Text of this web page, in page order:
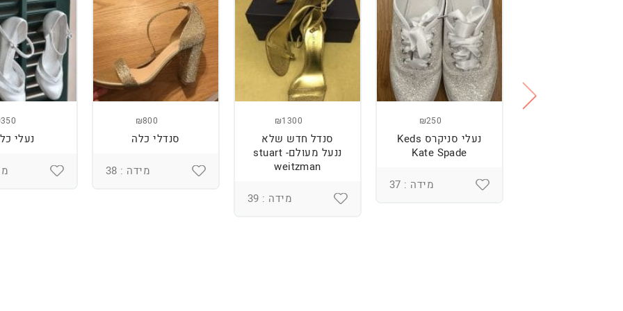
₪250
נעלי סניקרס Keds
Kate Spade
מידה : 37
₪1300
סנדל חדש שלא
ננעל מעולם- stuart
weitzman
מידה : 39
₪800
סנדלי כלה
מידה : 38
נעלי